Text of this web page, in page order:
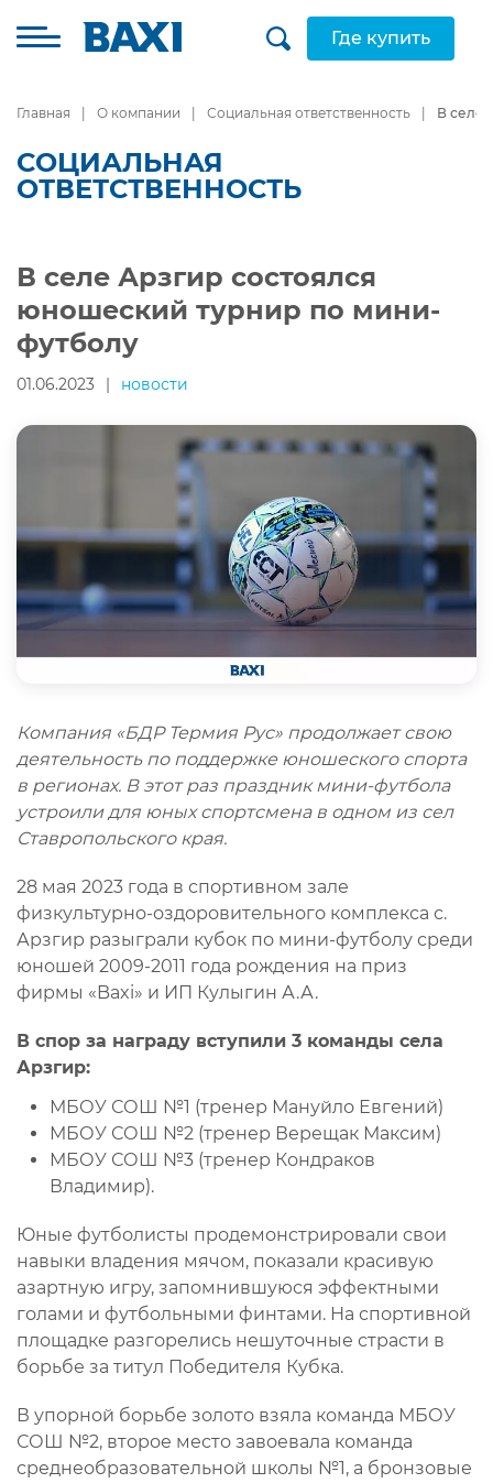
Где купить
Главная О компании Социальная ответственность В селе
СОЦИАЛЬНАЯ
ОТВЕТСТВЕННОСТЬ
В селе Арзгир состоялся
юношеский турнир по мини-
футболу
01.06.2023 | новости
Компания «БДР Термия Рус» продолжает свою
деятельность по поддержке юношеского спорта
в регионах. В этот раз праздник мини-футбола
устроили для юных спортсмена в одном из сел
Ставропольского края.
28 мая 2023 года в спортивном зале
физкультурно-оздоровительного комплекса с.
Арзгир разыграли кубок по мини-футболу среди
юношей 2009-2011 года рождения на приз
фирмы «Baxi» и ИП Кулыгин А.А.
В спор за награду вступили 3 команды села
Арзгир:
МБОУ СОШ №1 (тренер Мануйло Евгений)
МБОУ СОШ №2 (тренер Верещак Максим)
МБОУ СОШ №3 (тренер Кондраков
Владимир).
Юные футболисты продемонстрировали свои
навыки владения мячом, показали красивую
азартную игру, запомнившуюся эффектными
голами и футбольными финтами. На спортивной
площадке разгорелись нешуточные страсти в
борьбе за титул Победителя Кубка.
В упорной борьбе золото взяла команда МБОУ
СОШ №2, второе место завоевала команда
среднеобразовательной школы №1, а бронзовые